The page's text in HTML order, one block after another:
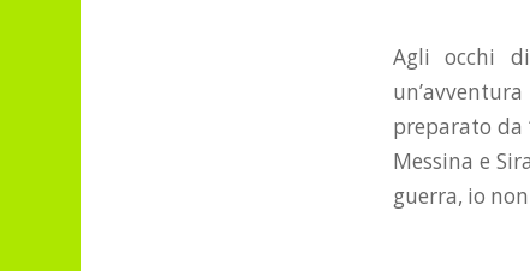
Agli occhi
preparato da
Messina e
guerra, io